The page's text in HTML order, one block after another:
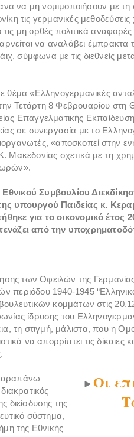
να μη νομιμοποιήσουν με
τις γερμανικές
μη ορθές πολιτικά
να αναλάβει έμπρακτα
σύμφωνα με τις διεθνείς
θέμα «Ελληνογερμανικές
Τετάρτη 8 Φεβρουαρίου στη
Επαγγελματικής
σε συνεργασία με το
«αποσκοπεί στην
Μακεδονίας σχετικά με τη
Συμβουλίου
υπουργού Παιδείας κ.
για το οικονομικό έτος
από την
των Οφειλών της
περιόδου 1940-1945
κομμάτων στις
ίδρυσης του
τη στιγμή, μάλιστα, που η
να απορρίπτει τις
►Οι
διείσδυσης της
σύστημα,
της Εθνικής